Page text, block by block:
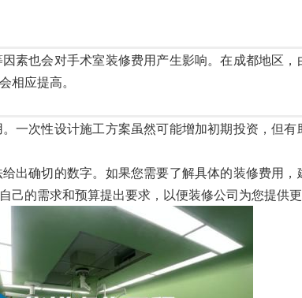
素也会对手术室装修费用产生影响。在成都地区
相应提高。
一次性设计施工方案虽然可能增加初期投资，但
出确切的数字。如果您需要了解具体的装修费用
的需求和预算提出要求，以便装修公司为您提供更